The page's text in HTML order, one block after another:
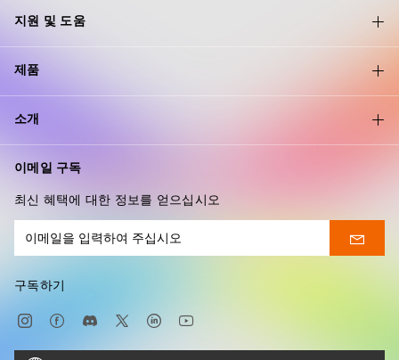
지원 및 도움
제품
소개
이메일 구독
최신 혜택에 대한 정보를 얻으십시오
구독하기